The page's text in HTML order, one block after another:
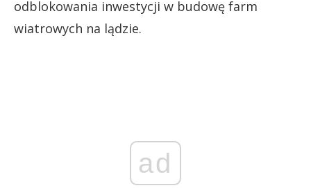
odblokowania inwestycji w budowę farm
wiatrowych na lądzie.
ad